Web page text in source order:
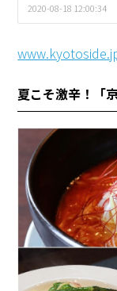
らあるキャラクター
2020-08-18 12:00:34
夏こそ激辛！「